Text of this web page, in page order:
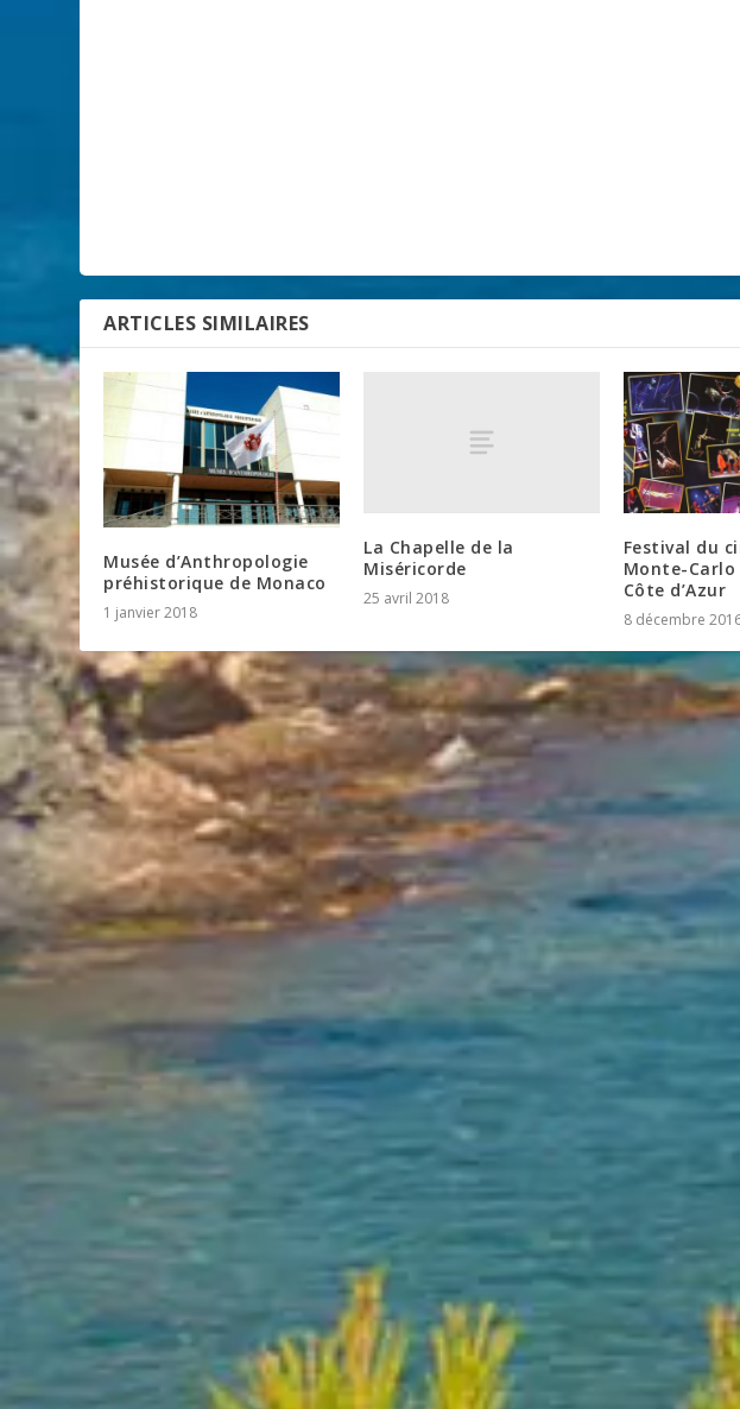
ARTICLES SIMILAIRES
Musée d’Anthropologie
préhistorique de Monaco
1 janvier 2018
La Chapelle de la
Miséricorde
25 avril 2018
Festival du
Monte-Carlo
Côte d’Azur
8 décembre